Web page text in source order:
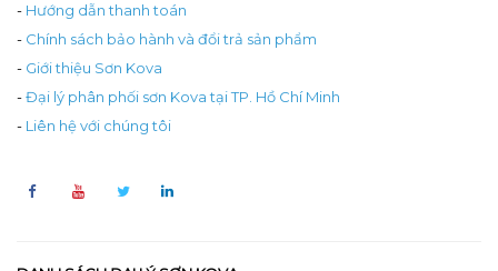
- Hướng dẫn thanh toán
- Chính sách bảo hành và đổi trả sản phẩm
- Giới thiệu Sơn Kova
-Đại lý phân phối sơn Kova tại TP. Hồ Chí Minh
- Liên hệ với chúng tôi